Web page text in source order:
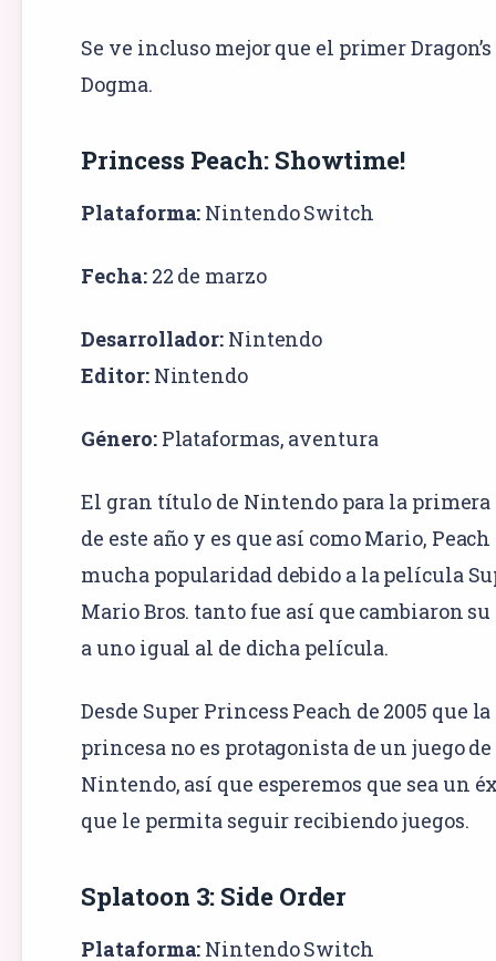
Se ve incluso mejor que el primer Dragon’s
Dogma.
Princess Peach: Showtime!
Plataforma: Nintendo Switch
Fecha:22 de marzo
Desarrollador: Nintendo
Editor: Nintendo
Género: Plataformas, aventura
El gran título de Nintendo para la
de este año y es que así como Mario,
mucha popularidad debido a la película
Mario Bros. tanto fue así que cambiaron
a uno igual al de dicha película.
Desde Super Princess Peach de 2005 que la
princesa no es protagonista de un juego de
Nintendo, así que esperemos que sea un
que le permita seguir recibiendo juegos.
Splatoon 3: Side Order
Plataforma: Nintendo Switch